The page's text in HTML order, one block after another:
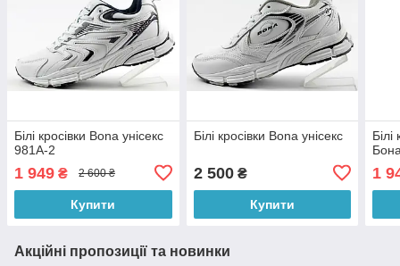
Білі кросівки Bona унісекс
981A-2
1 949 ₴ 2 600 ₴
Купити
Білі кросівки Bona унісекс
2 500₴
Купити
Білі
1
Акційні пропозиції та новинки